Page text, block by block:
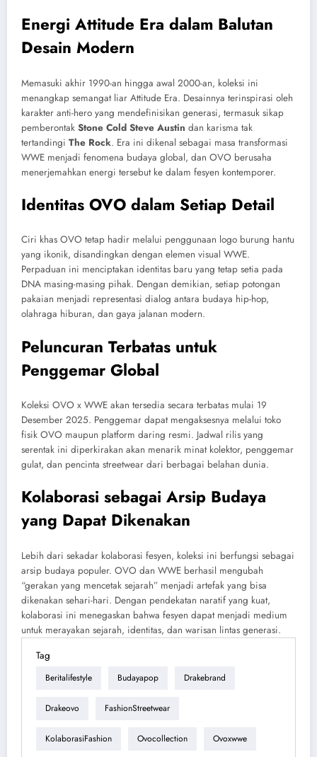
Energi Attitude Era dalam Balutan
Desain Modern
Memasuki akhir 1990-an hingga awal 2000-an, koleksi ini
menangkap semangat liar Attitude Era. Desainnya terinspirasi oleh
karakter anti-hero yang mendefinisikan generasi, termasuk sikap
pemberontak Stone Cold Steve Austin dan karisma tak
tertandingi The Rock. Era ini dikenal sebagai masa transformasi
WWE menjadi fenomena budaya global, dan OVO berusaha
menerjemahkan energi tersebut ke dalam fesyen kontemporer.
Identitas OVO dalam Setiap Detail
Ciri khas OVO tetap hadir melalui penggunaan logo burung hantu
yang ikonik, disandingkan dengan elemen visual WWE.
Perpaduan ini menciptakan identitas baru yang tetap setia pada
DNA masing-masing pihak. Dengan demikian, setiap potongan
pakaian menjadi representasi dialog antara budaya hip-hop,
olahraga hiburan, dan gaya jalanan modern.
Peluncuran Terbatas untuk
Penggemar Global
Koleksi OVO x WWE akan tersedia secara terbatas mulai 19
Desember 2025. Penggemar dapat mengaksesnya melalui toko
fisik OVO maupun platform daring resmi. Jadwal rilis yang
serentak ini diperkirakan akan menarik minat kolektor, penggemar
gulat, dan pencinta streetwear dari berbagai belahan dunia.
Kolaborasi sebagai Arsip Budaya
yang Dapat Dikenakan
Lebih dari sekadar kolaborasi fesyen, koleksi ini berfungsi sebagai
arsip budaya populer. OVO dan WWE berhasil mengubah
“gerakan yang mencetak sejarah” menjadi artefak yang bisa
dikenakan sehari-hari. Dengan pendekatan naratif yang kuat,
kolaborasi ini menegaskan bahwa fesyen dapat menjadi medium
untuk merayakan sejarah, identitas, dan warisan lintas generasi.
Tag
Beritalifestyle Budayapop Drakebrand
Drakeovo FashionStreetwear
KolaborasiFashion Ovocollection Ovoxwwe